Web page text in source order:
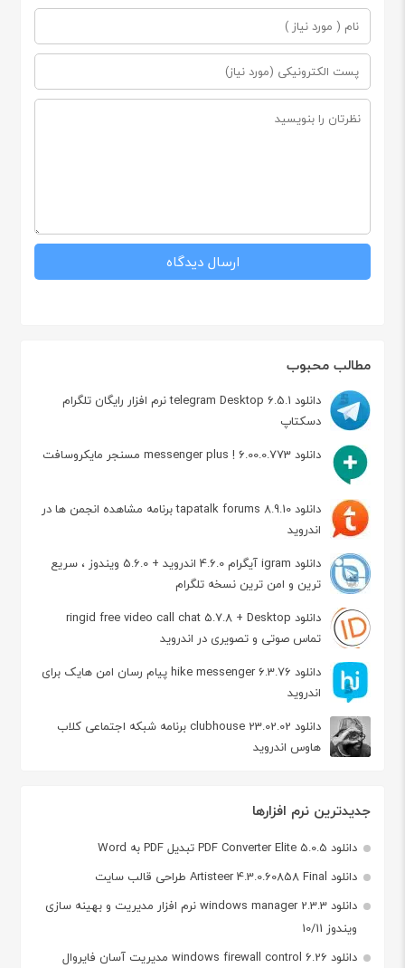
مطالب محبوب
دانلود telegram Desktop 6.5.1 نرم افزار رایگان تلگرام
دسکتاپ
دانلود messenger plus ! 6.00.0.773 مسنجر مایکروسافت
دانلود tapatalk forums 8.9.10 برنامه مشاهده انجمن ها در
اندروید
دانلود igram آیگرام 4.6.0 اندروید + 5.6.0 ویندوز ، سریع
ترین و امن ترین نسخه تلگرام
دانلود ringid free video call chat 5.7.8 + Desktop
تماس صوتی و تصویری در اندروید
دانلود hike messenger 6.3.76 پیام‌ رسان‌ امن هایک برای
اندروید
دانلود clubhouse 23.02.02 برنامه شبکه اجتماعی کلاب
هاوس اندروید
جدیدترین نرم افزارها
دانلود PDF Converter Elite 5.0.5 تبدیل PDF به Word
دانلود Artisteer 4.3.0.60858 Final طراحی قالب سایت
دانلود windows manager 2.3.3 نرم افزار مدیریت و بهینه سازی
ویندوز 10/11
دانلود windows firewall control 6.26 مدیریت آسان فایروال